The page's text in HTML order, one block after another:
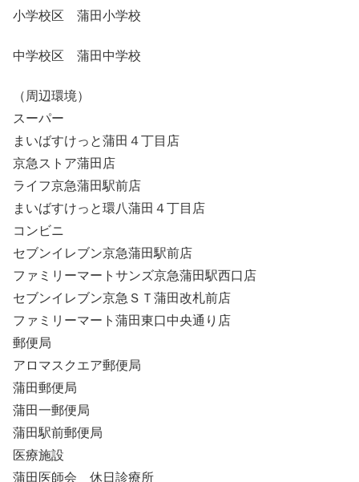
小学校区 蒲田小学校
中学校区 蒲田中学校
（周辺環境）
スーパー
まいばすけっと蒲田４丁目店
京急ストア蒲田店
ライフ京急蒲田駅前店
まいばすけっと環八蒲田４丁目店
コンビニ
セブンイレブン京急蒲田駅前店
ファミリーマートサンズ京急蒲田駅西口店
セブンイレブン京急ＳＴ蒲田改札前店
ファミリーマート蒲田東口中央通り店
郵便局
アロマスクエア郵便局
蒲田郵便局
蒲田一郵便局
蒲田駅前郵便局
医療施設
蒲田医師会 休日診療所